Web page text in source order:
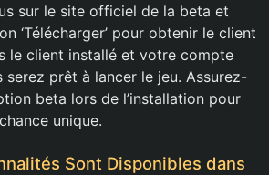
sur le site officiel de la beta et
‘Télécharger’ pour obtenir le client
le client installé et votre compte
serez prêt à lancer le jeu. Assurez-
beta lors de l’installation pour
unique.
Sont Disponibles dans